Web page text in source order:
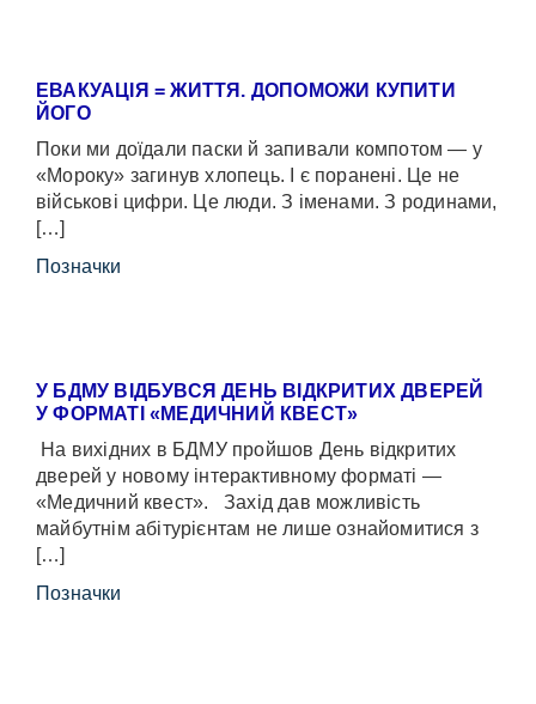
ЕВАКУАЦІЯ = ЖИТТЯ. ДОПОМОЖИ КУПИТИ
ЙОГО
Поки ми доїдали паски й запивали компотом — у
«Мороку» загинув хлопець. І є поранені. Це не
військові цифри. Це люди. З іменами. З родинами,
[…]
Позначки
У БДМУ ВІДБУВСЯ ДЕНЬ ВІДКРИТИХ ДВЕРЕЙ
У ФОРМАТІ «МЕДИЧНИЙ КВЕСТ»
На вихідних в БДМУ пройшов День відкритих
дверей у новому інтерактивному форматі —
«Медичний квест». Захід дав можливість
майбутнім абітурієнтам не лише ознайомитися з
[…]
Позначки